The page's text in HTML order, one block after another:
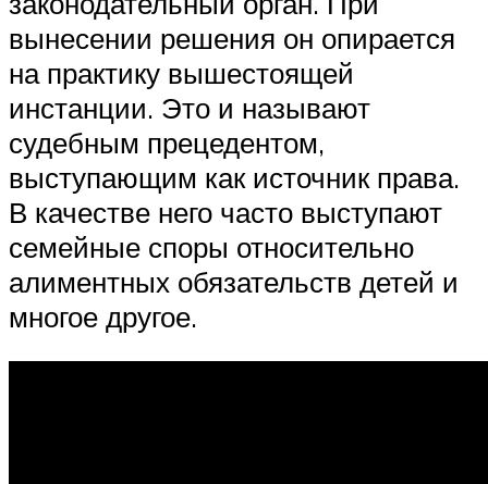
вынесении решения он опирается
на практику вышестоящей
инстанции. Это и называют
судебным прецедентом,
выступающим как источник права.
В качестве него часто выступают
семейные споры относительно
алиментных обязательств детей и
многое другое.